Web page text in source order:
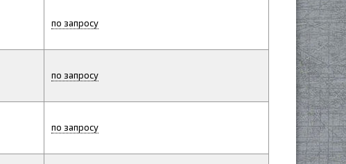
по запросу
по запросу
по запросу